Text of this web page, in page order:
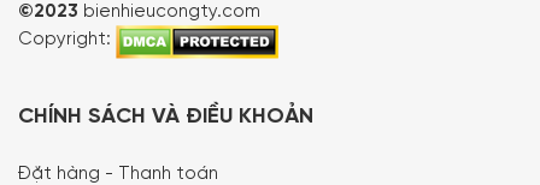
©2023 bienhieucongty.com
Copyright:
CHÍNH SÁCH VÀ ĐIỀU KHOẢN
Đặt hàng - Thanh toán